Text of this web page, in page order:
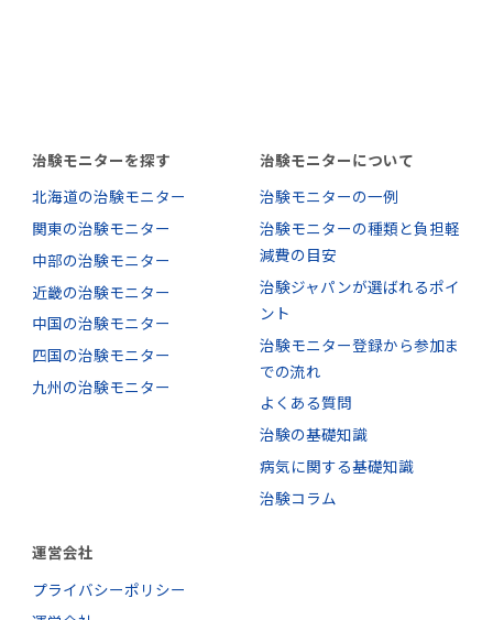
治験モニターを探す
北海道の治験モニター
関東の治験モニター
中部の治験モニター
近畿の治験モニター
中国の治験モニター
四国の治験モニター
九州の治験モニター
治験モニターについて
治験モニターの一例
治験モニターの種類と負担軽
減費の目安
治験ジャパンが選ばれるポイ
ント
治験モニター登録から参加ま
での流れ
よくある質問
治験の基礎知識
病気に関する基礎知識
治験コラム
運営会社
プライバシーポリシー